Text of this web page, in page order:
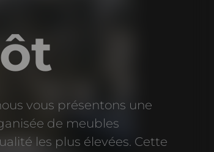
vous présentons une
de meubles
les plus élevées. Cette